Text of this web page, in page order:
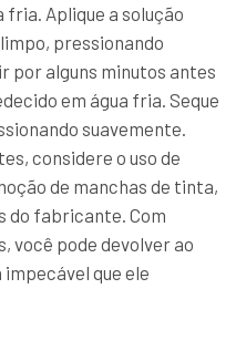
fria. Aplique a solução
pressionando
por alguns minutos antes
em água fria. Seque
suavemente.
considere o uso de
de manchas de tinta,
do fabricante. Com
você pode devolver ao
que ele